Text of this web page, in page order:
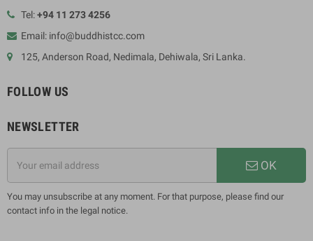
Tel:+94 11 273 4256
Email: info@buddhistcc.com
125, Anderson Road, Nedimala, Dehiwala, Sri Lanka.
FOLLOW US
NEWSLETTER
OK
You may unsubscribe at any moment. For that purpose, please find our
contact info in the legal notice.